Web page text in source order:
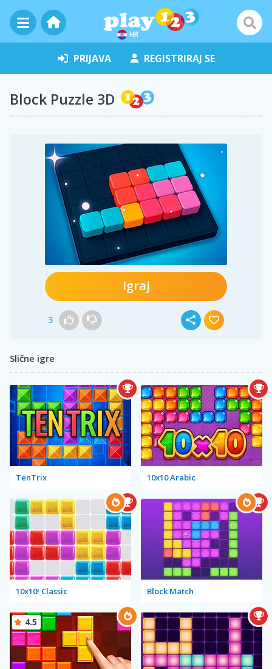
HR
PRIJAVA REGISTRIRAJ SE
Block Puzzle 3D
Igraj
3
Slične igre
TenTrix 10x10 Arabic
10x10! Classic Block Match
4.5